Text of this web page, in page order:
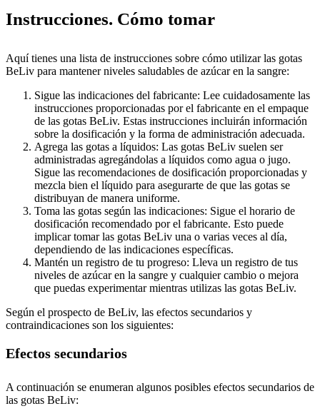
Instrucciones. Cómo tomar
Aquí tienes una lista de instrucciones sobre cómo utilizar las gotas
BeLiv para mantener niveles saludables de azúcar en la sangre:
Sigue las indicaciones del fabricante: Lee cuidadosamente las
instrucciones proporcionadas por el fabricante en el empaque
de las gotas BeLiv. Estas instrucciones incluirán información
sobre la dosificación y la forma de administración adecuada.
Agrega las gotas a líquidos: Las gotas BeLiv suelen ser
administradas agregándolas a líquidos como agua o jugo.
Sigue las recomendaciones de dosificación proporcionadas y
mezcla bien el líquido para asegurarte de que las gotas se
distribuyan de manera uniforme.
Toma las gotas según las indicaciones: Sigue el horario de
dosificación recomendado por el fabricante. Esto puede
implicar tomar las gotas BeLiv una o varias veces al día,
dependiendo de las indicaciones específicas.
Mantén un registro de tu progreso: Lleva un registro de tus
niveles de azúcar en la sangre y cualquier cambio o mejora
que puedas experimentar mientras utilizas las gotas BeLiv.
Según el prospecto de BeLiv, las efectos secundarios y
contraindicaciones son los siguientes:
Efectos secundarios
A continuación se enumeran algunos posibles efectos secundarios de
las gotas BeLiv: